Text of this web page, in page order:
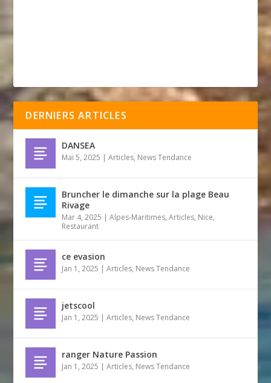
DERNIERS ARTICLES
DANSEA
Mai 5, 2025 |Articles, News Tendance
Bruncher le dimanche sur la plage Beau
Rivage
Mar 4, 2025 |Alpes-Maritimes,Articles, Nice,
Restaurant
ce evasion
Jan 1, 2025 |Articles, News Tendance
jetscool
Jan 1, 2025 |Articles, News Tendance
ranger Nature Passion
Jan 1, 2025 |Articles, News Tendance